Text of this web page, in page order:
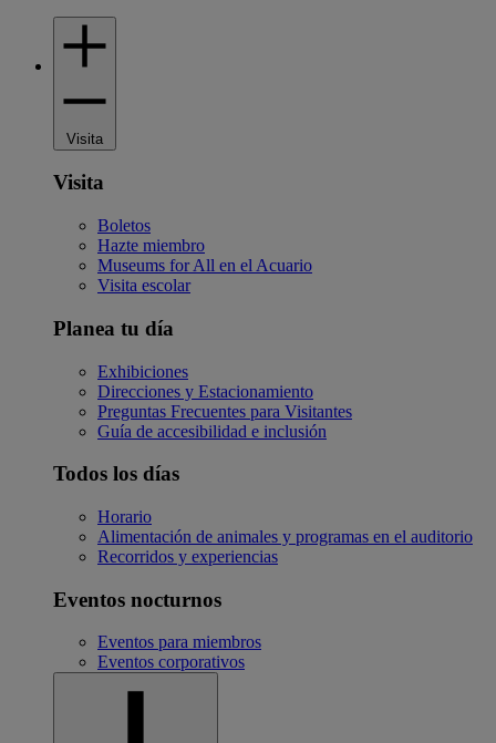
Visita
Visita
Boletos
Hazte miembro
Museums for All en el Acuario
Visita escolar
Planea tu día
Exhibiciones
Direcciones y Estacionamiento
Preguntas Frecuentes para Visitantes
Guía de accesibilidad e inclusión
Todos los días
Horario
Alimentación de animales y programas en el auditorio
Recorridos y experiencias
Eventos nocturnos
Eventos para miembros
Eventos corporativos